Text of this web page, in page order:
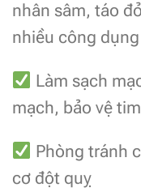
nhân sâm, táo
nhiều công
Làm sạch
mạch, bảo vệ
Phòng tránh
cơ đột quỵ